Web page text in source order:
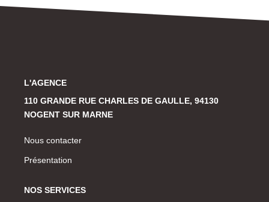
L'AGENCE
110 GRANDE RUE CHARLES DE GAULLE, 94130
NOGENT SUR MARNE
Nous contacter
Présentation
NOS SERVICES